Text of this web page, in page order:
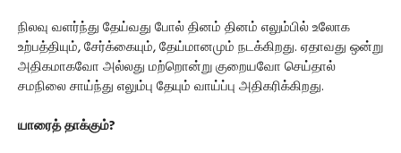
நிலவு வளர்ந்து தேய்வது போல் தினம் தினம் எலும்பில் உலோக
உற்பத்தியும், சேர்க்கையும், தேய்மானமும் நடக்கிறது. ஏதாவது ஒன்று
அதிகமாகவோ அல்லது மற்றொன்று குறையவோ செய்தால்
சமநிலை சாய்ந்து எலும்பு தேயும் வாய்ப்பு அதிகரிக்கிறது.
யாரைத் தாக்கும்?